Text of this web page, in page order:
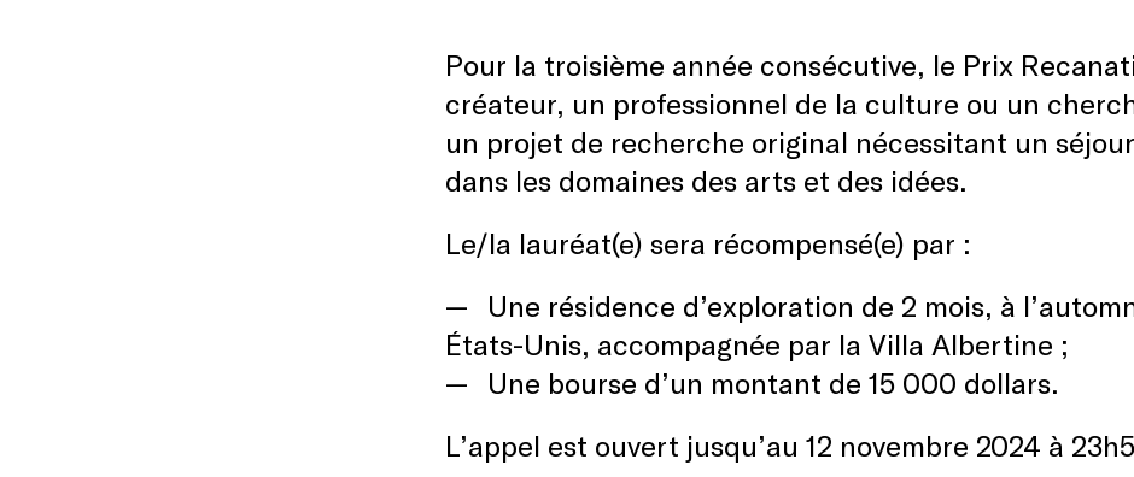
Pour la troisième année consécutive, le Prix
créateur, un professionnel de la culture ou un
un projet de recherche original nécessitant un
dans les domaines des arts et des idées.
Le/la lauréat(e) sera récompensé(e) par :
Une résidence d’exploration de 2 mois, à
États-Unis, accompagnée par la Villa Albertine ;
Une bourse d’un montant de 15 000 dollars.
L’appel est ouvert jusqu’au 12 novembre 2024 à